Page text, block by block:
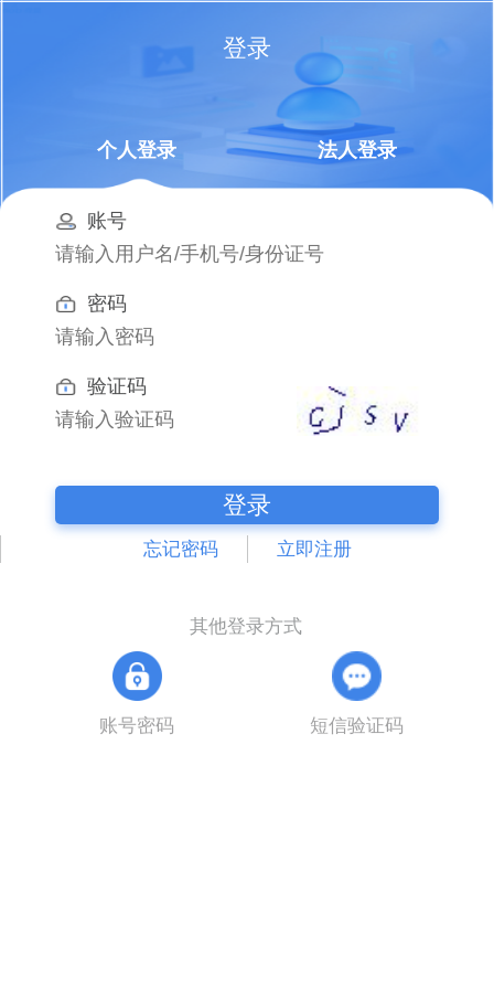
登录
个人登录 法人登录
账号
密码
验证码
登录
忘记密码 立即注册
其他登录方式
账号密码 短信验证码